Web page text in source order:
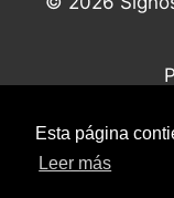
Esta página
Leer más